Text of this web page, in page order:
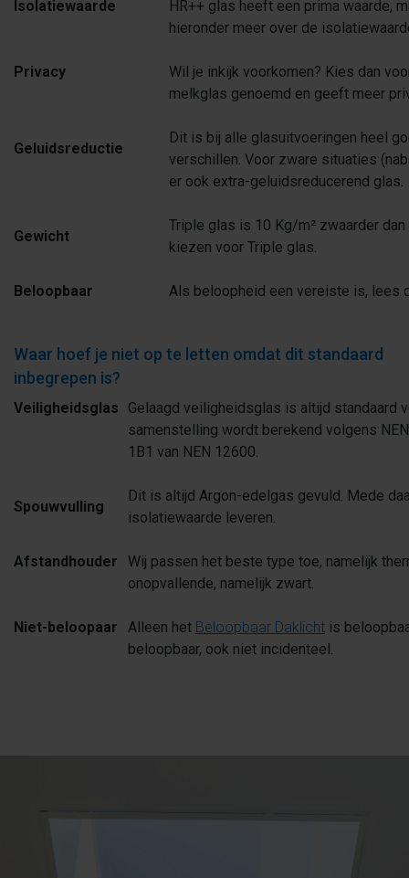
Isolatiewaarde
HR++ glas heeft een prima waarde,
hieronder meer over de
Privacy
Wil je inkijk voorkomen? Kies dan
melkglas genoemd en geeft meer
Geluidsreductie
Dit is bij alle glasuitvoeringen heel
verschillen. Voor zware situaties
er ook extra-geluidsreducerend glas.
Gewicht
Triple glas is 10 Kg/m² zwaarder
kiezen voor Triple glas.
Beloopbaar Als beloopheid een vereiste is, lees
Waar hoef je niet op te letten omdat dit standaard
inbegrepen is?
Veiligheidsglas
Gelaagd veiligheidsglas is altijd standaard
samenstelling wordt berekend volgens
1B1 van NEN 12600.
Spouwvulling
Dit is altijd Argon-edelgas gevuld. Mede
isolatiewaarde leveren.
Afstandhouder
Wij passen het beste type toe, namelijk
onopvallende, namelijk zwart.
Niet-beloopaar Alleen het Beloopbaar Daklicht is
beloopbaar, ook niet incidenteel.